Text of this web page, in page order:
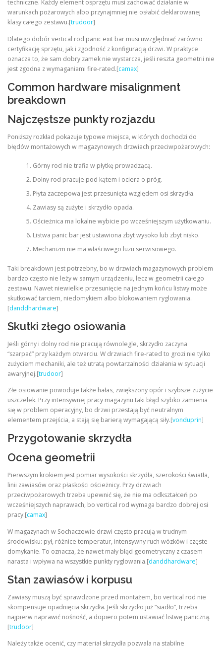
techniczne. Każdy element osprzętu musi zachować działanie w
warunkach pożarowych albo przynajmniej nie osłabić deklarowanej
klasy całego zestawu.[trudoor]
Dlatego dobór vertical rod panic exit bar musi uwzględniać zarówno
certyfikację sprzętu, jak i zgodność z konfiguracją drzwi. W praktyce
oznacza to, że sam dobry zamek nie wystarcza, jeśli reszta geometrii nie
jest zgodna z wymaganiami fire-rated.[camax]
Common hardware misalignment
breakdown
Najczęstsze punkty rozjazdu
Poniższy rozkład pokazuje typowe miejsca, w których dochodzi do
błędów montażowych w magazynowych drzwiach przeciwpożarowych:
Górny rod nie trafia w płytkę prowadzącą.
Dolny rod pracuje pod kątem i ociera o próg.
Płyta zaczepowa jest przesunięta względem osi skrzydła.
Zawiasy są zużyte i skrzydło opada.
Ościeżnica ma lokalne wybicie po wcześniejszym użytkowaniu.
Listwa panic bar jest ustawiona zbyt wysoko lub zbyt nisko.
Mechanizm nie ma właściwego luzu serwisowego.
Taki breakdown jest potrzebny, bo w drzwiach magazynowych problem
bardzo często nie leży w samym urządzeniu, lecz w geometrii całego
zestawu. Nawet niewielkie przesunięcie na jednym końcu listwy może
skutkować tarciem, niedomykiem albo blokowaniem ryglowania.
[danddhardware]
Skutki złego osiowania
Jeśli górny i dolny rod nie pracują równolegle, skrzydło zaczyna
“szarpać” przy każdym otwarciu. W drzwiach fire-rated to grozi nie tylko
zużyciem mechaniki, ale też utratą powtarzalności działania w sytuacji
awaryjnej.[trudoor]
Złe osiowanie powoduje także hałas, zwiększony opór i szybsze zużycie
uszczelek. Przy intensywnej pracy magazynu taki błąd szybko zamienia
się w problem operacyjny, bo drzwi przestają być neutralnym
elementem przejścia, a stają się barierą wymagającą siły.[vonduprin]
Przygotowanie skrzydła
Ocena geometrii
Pierwszym krokiem jest pomiar wysokości skrzydła, szerokości światła,
linii zawiasów oraz płaskości ościeżnicy. Przy drzwiach
przeciwpożarowych trzeba upewnić się, że nie ma odkształceń po
wcześniejszych naprawach, bo vertical rod wymaga bardzo dobrej osi
pracy.[camax]
W magazynach w Sochaczewie drzwi często pracują w trudnym
środowisku: pył, różnice temperatur, intensywny ruch wózków i częste
domykanie. To oznacza, że nawet mały błąd geometryczny z czasem
narasta i wpływa na wszystkie punkty ryglowania.[danddhardware]
Stan zawiasów i korpusu
Zawiasy muszą być sprawdzone przed montażem, bo vertical rod nie
skompensuje opadnięcia skrzydła. Jeśli skrzydło już “siadło”, trzeba
najpierw naprawić nośność, a dopiero potem ustawiać listwę paniczną.
[trudoor]
Należy także ocenić, czy materiał skrzydła pozwala na stabilne